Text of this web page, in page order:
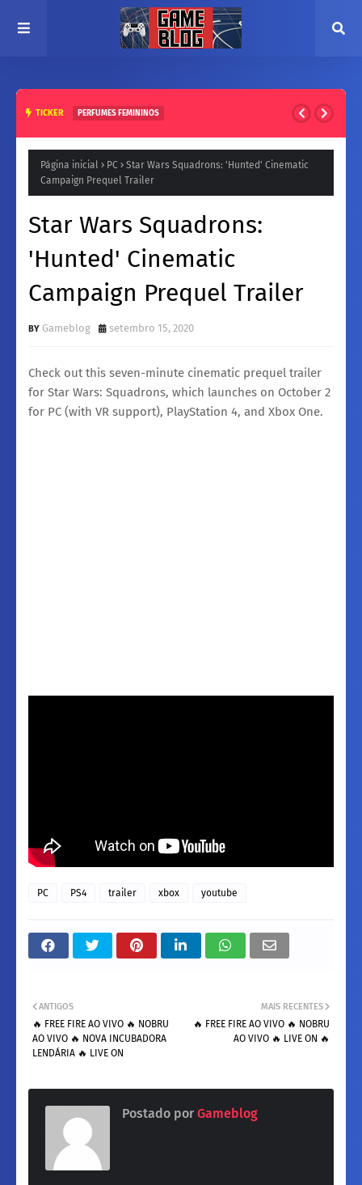
TICKER PERFUMES FEMININOS
Inesquecíveis
Página inicial PC
Star Wars Squadrons: 'Hunted' Cinematic
Campaign Prequel Trailer
Star Wars Squadrons:
'Hunted' Cinematic
Campaign Prequel Trailer
Gameblog setembro 15, 2020
Check out this seven-minute cinematic prequel trailer
for Star Wars: Squadrons, which launches on October 2
for PC (with VR support), PlayStation 4, and Xbox One.
PC PS4 trailer xbox youtube
MAIS RECENTES
🔥 FREE FIRE AO VIVO 🔥 NOBRU
AO VIVO 🔥 LIVE ON 🔥
ANTIGOS
🔥 FREE FIRE AO VIVO 🔥 NOBRU
AO VIVO 🔥 NOVA INCUBADORA
LENDÁRIA 🔥 LIVE ON
Postado por Gameblog